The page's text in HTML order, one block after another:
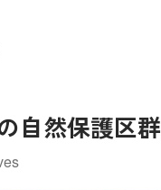
自然保護区群